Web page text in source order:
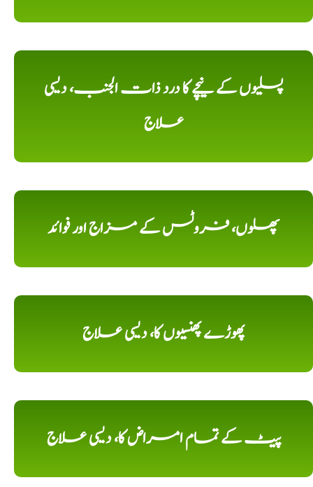
پسلیوں کے نیچے کا درد ذات الجنب، دیسی
علاج
پھلوں، فروٹس کے مزاج اور فوائد
پھوڑے پھنسیوں کا، دیسی علاج
پیٹ کے تمام امراض کا، دیسی علاج